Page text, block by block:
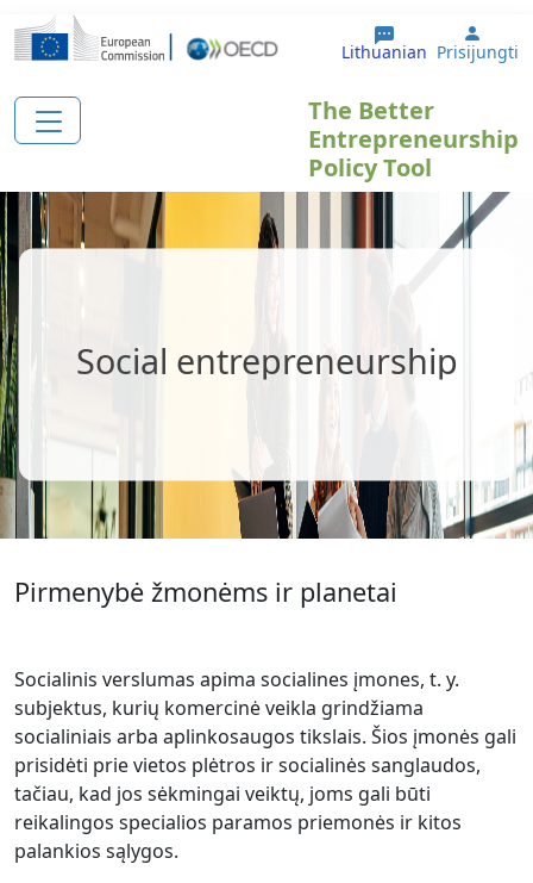
Pereiti į pagrindinį turinį
Lithuanian User
Prisijungti
The Better
Entrepreneurship
Policy Tool
Social entrepreneurship
Pirmenybė žmonėms ir planetai
Socialinis verslumas apima socialines įmones, t. y.
subjektus, kurių komercinė veikla grindžiama
socialiniais arba aplinkosaugos tikslais. Šios įmonės gali
prisidėti prie vietos plėtros ir socialinės sanglaudos,
tačiau, kad jos sėkmingai veiktų, joms gali būti
reikalingos specialios paramos priemonės ir kitos
palankios sąlygos.